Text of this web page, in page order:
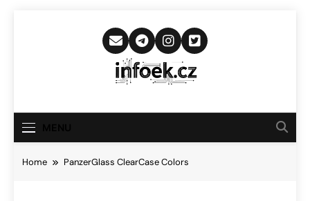
Infoek.cz
Novinkám
Home PanzerGlass ClearCase Colors